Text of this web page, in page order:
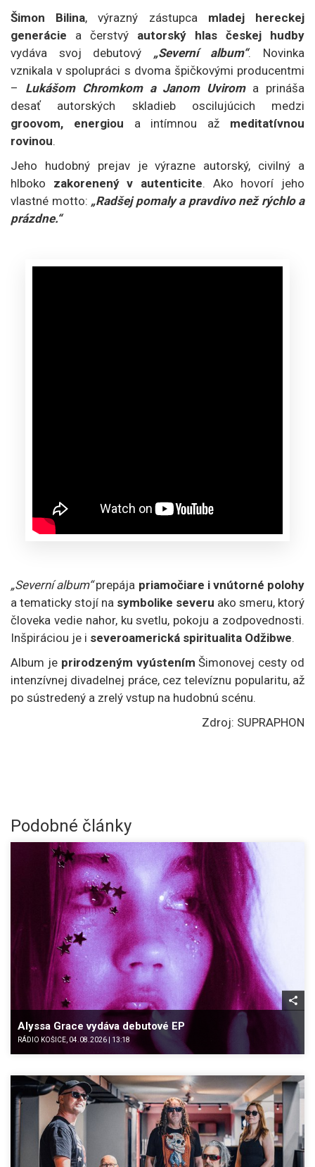
Šimon Bilina, výrazný zástupca mladej hereckej
generácie a čerstvý autorský hlas českej hudby
vydáva svoj debutový „Severní album“. Novinka
vznikala v spolupráci s dvoma špičkovými producentmi
– Lukášom Chromkom a Janom Uviroma prináša
desať autorských skladieb oscilujúcich medzi
groovom, energiou a intímnou až meditatívnou
rovinou.
Jeho hudobný prejav je výrazne autorský, civilný a
hlboko zakorenený v autenticite. Ako hovorí jeho
vlastné motto: „Radšej pomaly a pravdivo než rýchlo a
prázdne.“
„Severní album“prepája priamočiare i vnútorné polohy
a tematicky stojí na symbolike severu ako smeru, ktorý
človeka vedie nahor, ku svetlu, pokoju a zodpovednosti.
Inšpiráciou je i severoamerická spiritualita Odžibwe.
Album je prirodzeným vyústenímŠimonovej cesty od
intenzívnej divadelnej práce, cez televíznu popularitu, až
po sústredený a zrelý vstup na hudobnú scénu.
Zdroj: SUPRAPHON
Podobné články
Alyssa Grace vydáva debutové EP
RÁDIO KOŠICE, 04.08.2026 | 13:18